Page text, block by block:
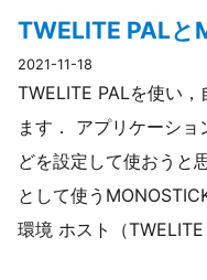
TWELITE PALと
2021-11-18
TWELITE PALを使い
ます． アプリケーシ
どを設定して使おうと
として使う
環境 ホスト（